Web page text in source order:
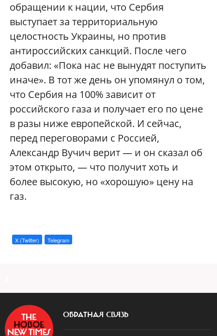
обращении к нации, что Сербия
выступает за территориальную
целостность Украины, но против
антироссийских санкций. После чего
добавил: «Пока нас не вынудят поступить
иначе». В тот же день он упомянул о том,
что Сербия на 100% зависит от
российского газа и получает его по цене
в разы ниже европейской. И сейчас,
перед переговорами с Россией,
Александр Вучич верит — и он сказал об
этом открыто, — что получит хоть и
более высокую, но «хорошую» цену на
газ.
X (Twitter) Telegram
ОБРАТНАЯ СВЯЗЬ